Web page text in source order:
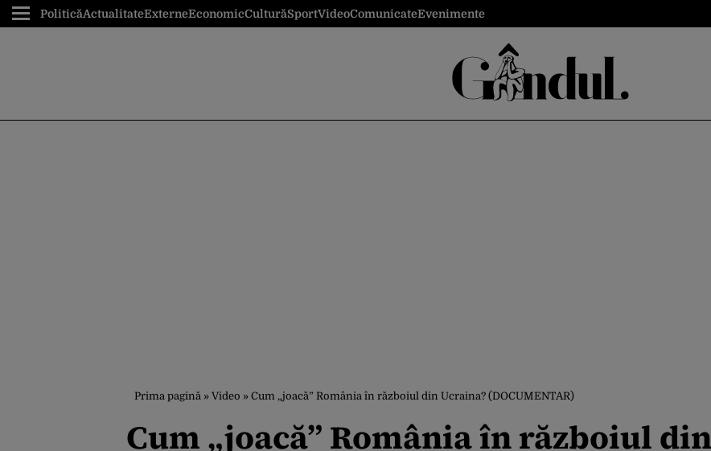
PoliticăActualitateExterneEconomicCulturăSportVideoComunicateEvenimente
Prima pagină » Video » Cum „joacă” România în războiul din Ucraina? (DOCUMENTAR)
Cum „joacă” România în războiul